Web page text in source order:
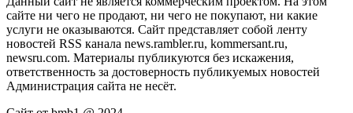
сайте ни чего не продают, ни чего не покупают, ни какие
услуги не оказываются. Сайт представляет собой ленту
новостей RSS канала news.rambler.ru, kommersant.ru,
newsru.com. Материалы публикуются без искажения,
ответственность за достоверность публикуемых новостей
Администрация сайта не несёт.